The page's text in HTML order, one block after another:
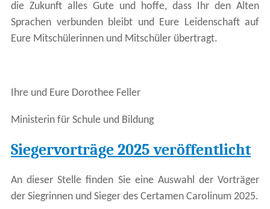
die Zukunft alles Gute und hoffe, dass Ihr den Alten
Sprachen verbunden bleibt und Eure Leidenschaft auf
Eure Mitschülerinnen und Mitschüler übertragt.
Ihre und Eure Dorothee Feller
Ministerin für Schule und Bildung
Siegervorträge 2025 veröffentlicht
An dieser Stelle finden Sie eine Auswahl der Vorträger
der Siegrinnen und Sieger des Certamen Carolinum 2025.